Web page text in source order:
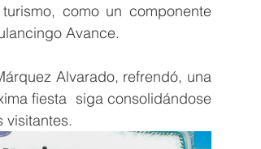
como un componente
Avance.
Alvarado, refrendó, una
fiesta  siga consolidándose
visitantes.